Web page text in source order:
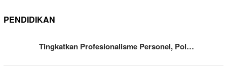
PENDIDIKAN
Tingkatkan Profesionalisme Personel, Pol…